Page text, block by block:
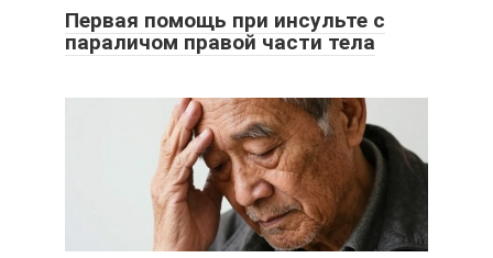
Первая помощь при инсульте с
параличом правой части тела